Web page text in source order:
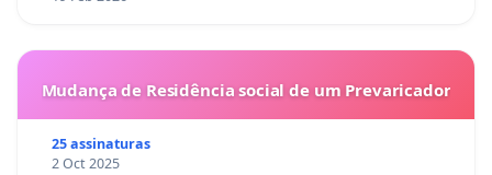
Mudança de Residência social de um Prevaricador
25 assinaturas
2 Oct 2025